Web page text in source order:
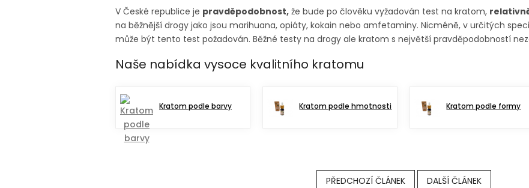
V České republice je pravděpodobnost, že bude po člověku vyžadován test na kratom,
na běžnější drogy jako jsou marihuana, opiáty, kokain nebo amfetaminy. Nicméně, v určitých
může být tento test požadován. Běžné testy na drogy ale kratom s největší pravděpodobností
Naše nabídka vysoce kvalitního kratomu
Kratom podle barvy Kratom podle hmotnosti Kratom podle formy
PŘEDCHOZÍ ČLÁNEK DALŠÍ ČLÁNEK